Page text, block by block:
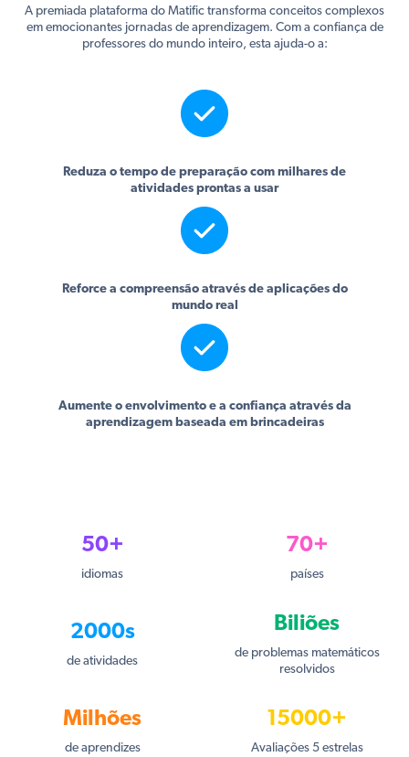
A premiada plataforma do Matific transforma conceitos complexos
em emocionantes jornadas de aprendizagem. Com a confiança de
professores do mundo inteiro, esta ajuda-o a:
Reduza o tempo de preparação com milhares de
atividades prontas a usar
Reforce a compreensão através de aplicações do
mundo real
Aumente o envolvimento e a confiança através da
aprendizagem baseada em brincadeiras
50+
idiomas
70+
países
2000s
de atividades
Biliões
de problemas matemáticos
resolvidos
Milhões
de aprendizes
15000+
Avaliações 5 estrelas